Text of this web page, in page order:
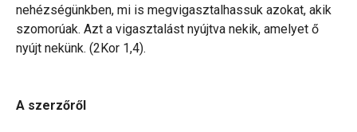
nehézségünkben, mi is megvigasztalhassuk azokat, akik
szomorúak. Azt a vigasztalást nyújtva nekik, amelyet ő
nyújt nekünk. (2Kor 1,4).
A szerzőről